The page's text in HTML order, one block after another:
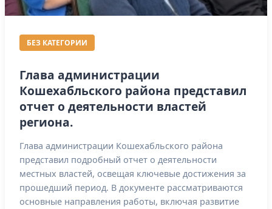
БЕЗ КАТЕГОРИИ
Глава администрации
Кошехабльского района представил
отчет о деятельности властей
региона.
Глава администрации Кошехабльского района
представил подробный отчет о деятельности
местных властей, освещая ключевые достижения за
прошедший период. В документе рассматриваются
основные направления работы, включая развитие